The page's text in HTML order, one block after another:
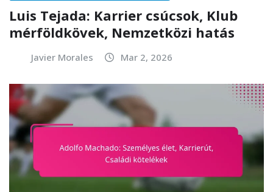
Luis Tejada: Karrier csúcsok, Klub
mérföldkövek, Nemzetközi hatás
Javier Morales Mar 2, 2026